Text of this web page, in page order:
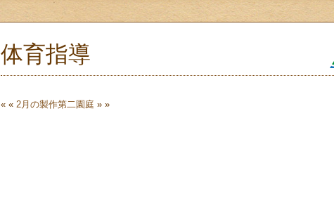
体育指導
« « 2月の製作第二園庭 » »